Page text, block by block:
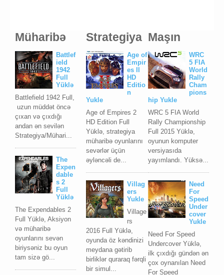
Müharibə
Battlef
ield
1942
Full
Yüklə
Battlefield 1942 Full,
uzun müddət öncə
çıxan və çıxdığı
andan ən sevilən
Strategiya/Mühari...
The
Expen
dable
s 2
Full
Yüklə
The Expendables 2
Full Yüklə, Aksiyon
və müharibə
oyunlarını sevən
biriysəniz bu oyun
tam sizə gö...
Maşın
WRC
5 FIA
World
Rally
Cham
pions
hip Yukle
WRC 5 FIA World
Rally Championship
Full 2015 Yüklə,
oyunun komputer
versiyasıda
yayımlandı. Yüksə...
Need
For
Speed
Under
cover
Yukle
Need For Speed
Undercover Yüklə,
ilk çıxdığı gündən ən
çox oynanılan Need
For Speed
Strategiya
Age of
Empir
es II
HD
Editio
n
Yukle
Age of Empires 2
HD Edition Full
Yüklə, strategiya
müharibə oyunlarını
sevərlər üçün
əyləncəli de...
Villag
ers
Yukle
Village
rs
2016 Full Yüklə,
oyunda öz kəndinizi
meydana gətirib
birliklər quraraq fərqli
bir simul...